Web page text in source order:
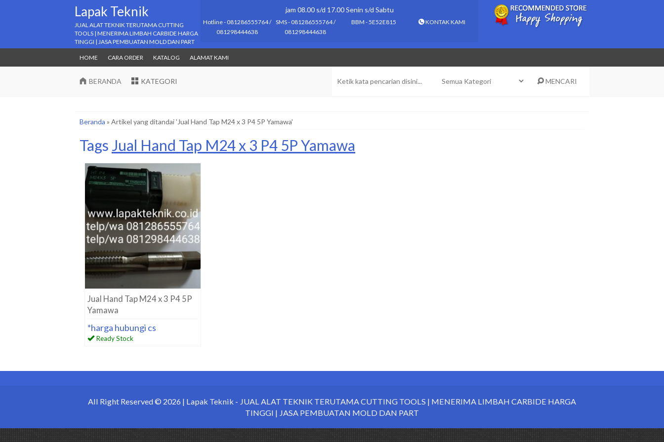
Lapak Teknik
JUAL ALAT TEKNIK TERUTAMA CUTTING
TOOLS | MENERIMA LIMBAH CARBIDE HARGA
TINGGI | JASA PEMBUATAN MOLD DAN PART
jam 08.00 s/d 17.00 Senin s/d Sabtu
Hotline - 081286555764 /
081298444638
SMS - 081286555764 /
081298444638
BBM - 5E52E815 KONTAK KAMI
HOME CARA ORDER KATALOG ALAMAT KAMI
BERANDA KATEGORI MENCARI
Beranda » Artikel yang ditandai 'Jual Hand Tap M24 x 3 P4 5P Yamawa'
Tags Jual Hand Tap M24 x 3 P4 5P Yamawa
Jual Hand Tap M24 x 3 P4 5P
Yamawa
*harga hubungi cs
Ready Stock
All Right Reserved © 2026 | Lapak Teknik - JUAL ALAT TEKNIK TERUTAMA CUTTING TOOLS | MENERIMA LIMBAH CARBIDE HARGA
TINGGI | JASA PEMBUATAN MOLD DAN PART